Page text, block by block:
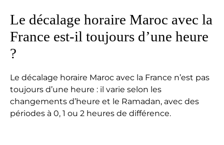
Le décalage horaire Maroc avec la
France est-il toujours d’une heure
?
Le décalage horaire Maroc avec la France n’est pas
toujours d’une heure : il varie selon les
changements d’heure et le Ramadan, avec des
périodes à 0, 1 ou 2 heures de différence.